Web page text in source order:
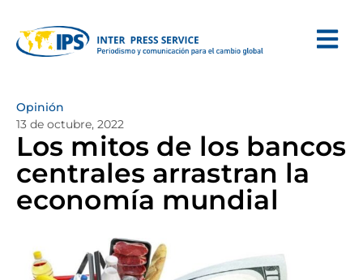
Opinión
13 de octubre, 2022
Los mitos de los bancos
centrales arrastran la
economía mundial